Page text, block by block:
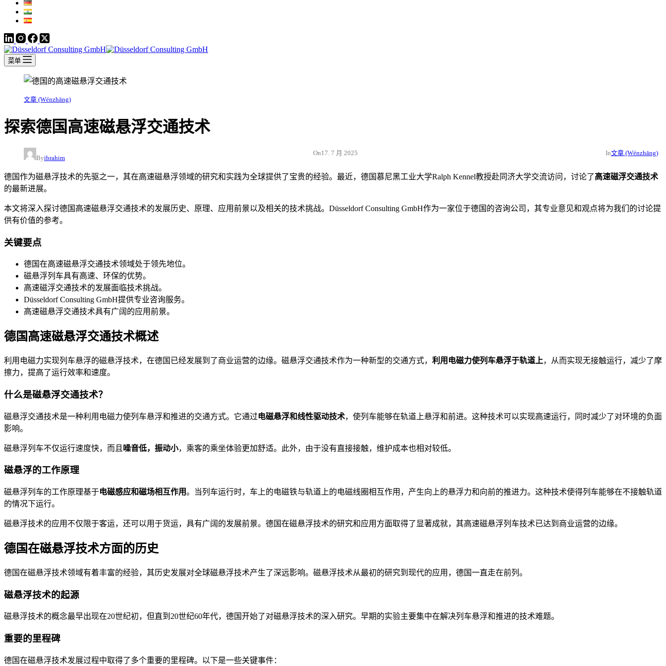
菜单
文章 (Wénzhāng)
探索德国高速磁悬浮交通技术
Byibrahim
On17. 7 月 2025 In文章 (Wénzhāng)
德国作为磁悬浮技术的先驱之一，其在高速磁悬浮领域的研究和实践为全球提供了宝贵的经验。最近，德国慕尼黑工业大学Ralph Kennel教授赴同济大学交流访问，讨论了高速磁浮交通技术
的最新进展。
本文将深入探讨德国高速磁悬浮交通技术的发展历史、原理、应用前景以及相关的技术挑战。Düsseldorf Consulting GmbH作为一家位于德国的咨询公司，其专业意见和观点将为我们的讨论提
供有价值的参考。
关键要点
德国在高速磁悬浮交通技术领域处于领先地位。
磁悬浮列车具有高速、环保的优势。
高速磁浮交通技术的发展面临技术挑战。
Düsseldorf Consulting GmbH提供专业咨询服务。
高速磁悬浮交通技术具有广阔的应用前景。
德国高速磁悬浮交通技术概述
利用电磁力实现列车悬浮的磁悬浮技术，在德国已经发展到了商业运营的边缘。磁悬浮交通技术作为一种新型的交通方式， 利用电磁力使列车悬浮于轨道上，从而实现无接触运行，减少了摩
擦力，提高了运行效率和速度。
什么是磁悬浮交通技术？
磁悬浮交通技术是一种利用电磁力使列车悬浮和推进的交通方式。它通过电磁悬浮和线性驱动技术，使列车能够在轨道上悬浮和前进。这种技术可以实现高速运行，同时减少了对环境的负面
影响。
磁悬浮列车不仅运行速度快，而且 噪音低，振动小，乘客的乘坐体验更加舒适。此外，由于没有直接接触，维护成本也相对较低。
磁悬浮的工作原理
磁悬浮列车的工作原理基于电磁感应和磁场相互作用。当列车运行时，车上的电磁铁与轨道上的电磁线圈相互作用，产生向上的悬浮力和向前的推进力。这种技术使得列车能够在不接触轨道
的情况下运行。
磁悬浮技术的应用不仅限于客运，还可以用于货运，具有广阔的发展前景。德国在磁悬浮技术的研究和应用方面取得了显著成就，其高速磁悬浮列车技术已达到商业运营的边缘。
德国在磁悬浮技术方面的历史
德国在磁悬浮技术领域有着丰富的经验，其历史发展对全球磁悬浮技术产生了深远影响。磁悬浮技术从最初的研究到现代的应用，德国一直走在前列。
磁悬浮技术的起源
磁悬浮技术的概念最早出现在20世纪初，但直到20世纪60年代，德国开始了对磁悬浮技术的深入研究。早期的实验主要集中在解决列车悬浮和推进的技术难题。
重要的里程碑
德国在磁悬浮技术发展过程中取得了多个重要的里程碑。以下是一些关键事件：